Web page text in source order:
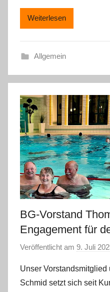
Weiterlesen
Allgemein
BG-Vorstand
Engagement für
Veröffentlicht am 9. Juli
Unser
Schmid setzt sich seit